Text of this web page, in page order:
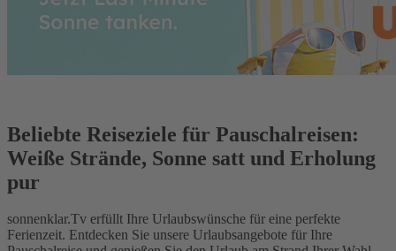
Beliebte Reiseziele für Pauschalreisen:
Weiße Strände, Sonne satt und Erholung
pur
sonnenklar.Tv erfüllt Ihre Urlaubswünsche für eine perfekte
Ferienzeit. Entdecken Sie unsere Urlaubsangebote für Ihre